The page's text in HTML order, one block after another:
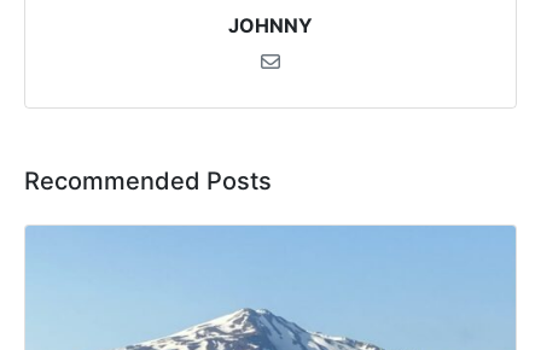
JOHNNY
Recommended Posts